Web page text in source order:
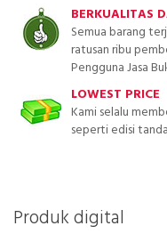
BERKUALITAS
Semua barang
ratusan ribu
Pengguna Jasa
LOWEST PRICE
Kami selalu
seperti edisi
Produk digital